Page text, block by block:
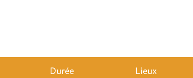
Durée Lieux